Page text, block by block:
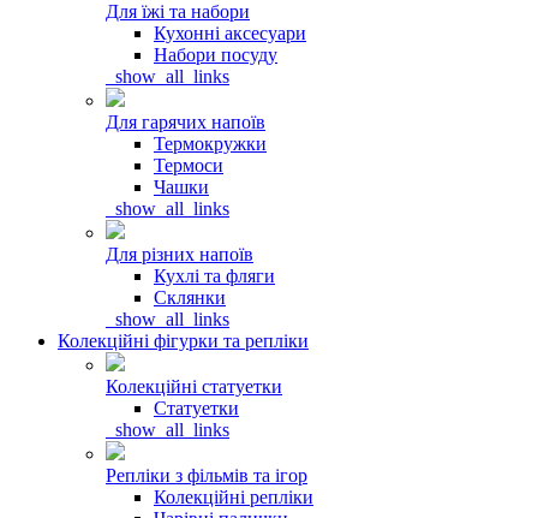
Для їжі та набори
Кухонні аксесуари
Набори посуду
_show_all_links
Для гарячих напоїв
Термокружки
Термоси
Чашки
_show_all_links
Для різних напоїв
Кухлі та фляги
Склянки
_show_all_links
Колекційні фігурки та репліки
Колекційні статуетки
Статуетки
_show_all_links
Репліки з фільмів та ігор
Колекційні репліки